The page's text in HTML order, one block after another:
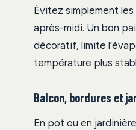
Évitez simplement
après-midi. Un bon
décoratif, limite
température plus
Balcon, bordures et
En pot ou en